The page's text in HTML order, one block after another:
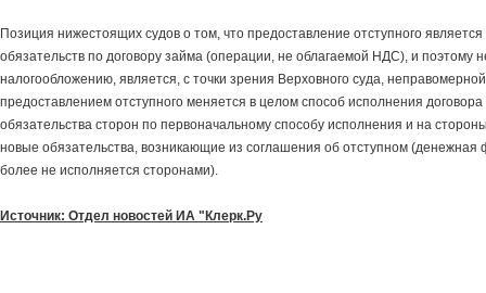
Позиция нижестоящих судов о том, что предоставление отступного
обязательств по договору займа (операции, не облагаемой НДС), и поэтому
налогообложению, является, с точки зрения Верховного суда,
предоставлением отступного меняется в целом способ исполнения
обязательства сторон по первоначальному способу исполнения и на
новые обязательства, возникающие из соглашения об отступном (денежная
более не исполняется сторонами).
Источник: Отдел новостей ИА "Клерк.Ру